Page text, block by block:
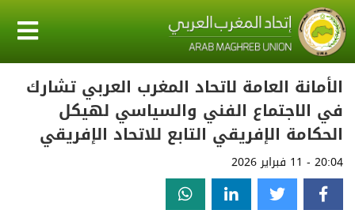
الأمانة العامة لاتحاد المغرب العربي تشارك
في الاجتماع الفني والسياسي لهيكل
الحكامة الإفريقي التابع للاتحاد الإفريقي
20:04 - 11 فبراير 2026